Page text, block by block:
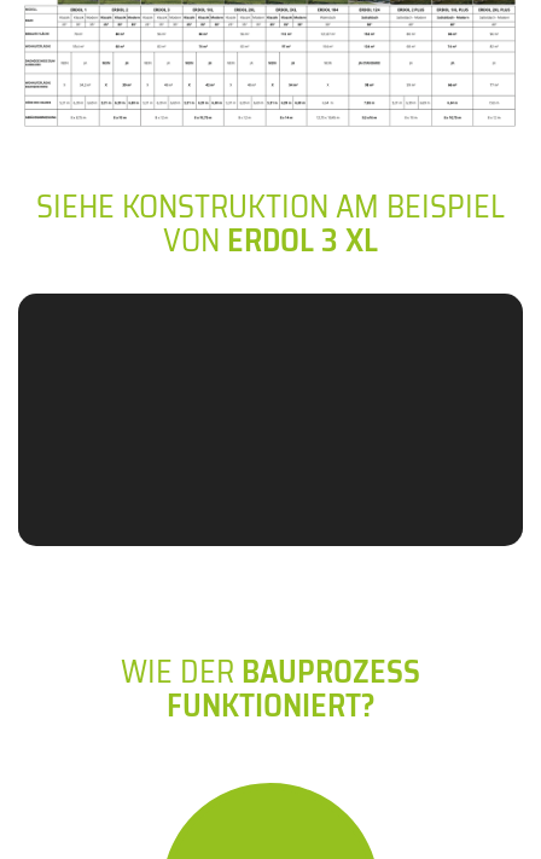
SIEHE KONSTRUKTION AM BEISPIEL
VONERDOL 3 XL
WIE DERBAUPROZESS
FUNKTIONIERT?